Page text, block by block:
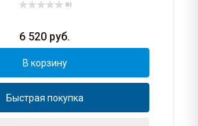
(0)
6 520 руб.
В корзину
Быстрая покупка